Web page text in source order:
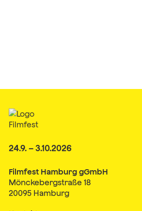
24.9. – 3.10.2026
Filmfest Hamburg gGmbH
Mönckebergstraße 18
20095 Hamburg